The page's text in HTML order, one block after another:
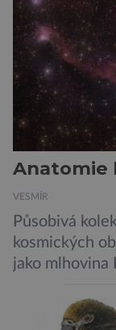
Anatomie
VESMÍR
Působivá
kosmických
jako mlhovina
prachu,